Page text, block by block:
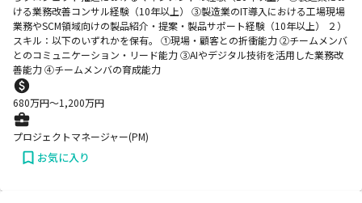
ける業務改善コンサル経験（10年以上） ③製造業のIT導入における工場現場
業務やSCM領域向けの製品紹介・提案・製品サポート経験（10年以上） ２）
スキル：以下のいずれかを保有。 ①現場・顧客との折衝能力 ②チームメンバ
とのコミュニケーション・リード能力 ③AIやデジタル技術を活用した業務改
善能力 ④チームメンバの育成能力
680万円〜1,200万円
プロジェクトマネージャー(PM)
お気に入り